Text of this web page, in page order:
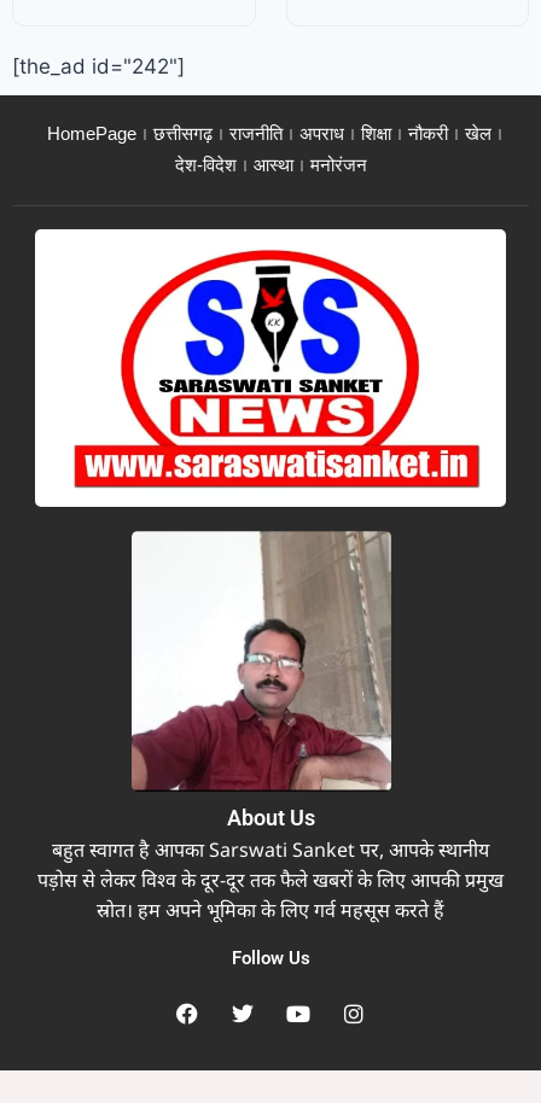
[the_ad id="242"]
HomePage छत्तीसगढ़ राजनीति अपराध शिक्षा नौकरी
खेल
देश-विदेश
आस्था मनोरंजन
About Us
बहुत स्वागत है आपका Sarswati Sanket पर, आपके स्थानीय
पड़ोस से लेकर विश्व के दूर-दूर तक फैले खबरों के लिए आपकी प्रमुख
स्रोत। हम अपने भूमिका के लिए गर्व महसूस करते हैं
Follow Us